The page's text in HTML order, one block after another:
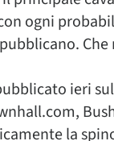
ogni
Che
ieri
la